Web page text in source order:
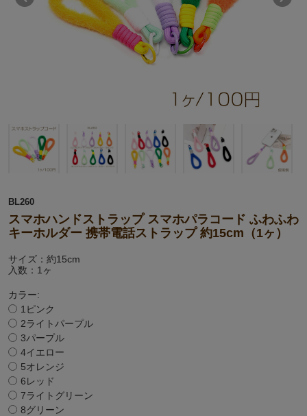
BL260
スマホハンドストラップ スマホパラコード ふわふわ
キーホルダー 携帯電話ストラップ 約15cm（1ヶ）
サイズ：約15cm
入数：1ヶ
カラー:
1ピンク
2ライトパープル
3パープル
4イエロー
5オレンジ
6レッド
7ライトグリーン
8グリーン